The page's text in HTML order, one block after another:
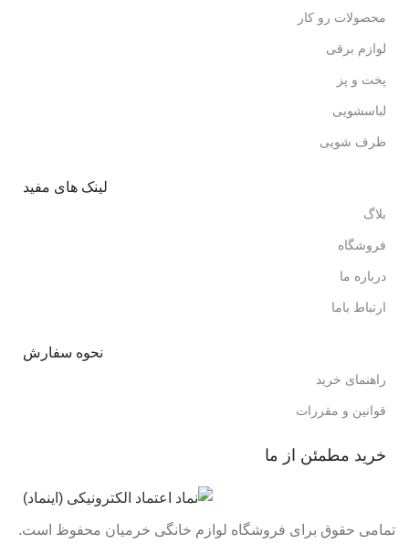
محصولات رو کار
لوازم برقی
پخت و پز
لباسشویی
ظرف شویی
لینک های مفید
بلاگ
فروشگاه
درباره ما
ارتباط باما
نحوه سفارش
راهنمای خرید
قوانین و مقررات
خرید مطمئن از ما
تمامی حقوق برای فروشگاه لوازم خانگی خرمیان محفوظ است.